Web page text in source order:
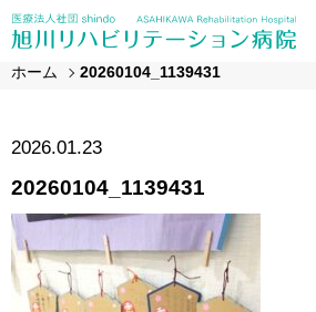
ホーム 20260104_1139431
2026.01.23
20260104_1139431